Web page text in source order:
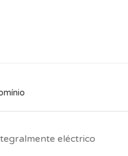
eléctrico